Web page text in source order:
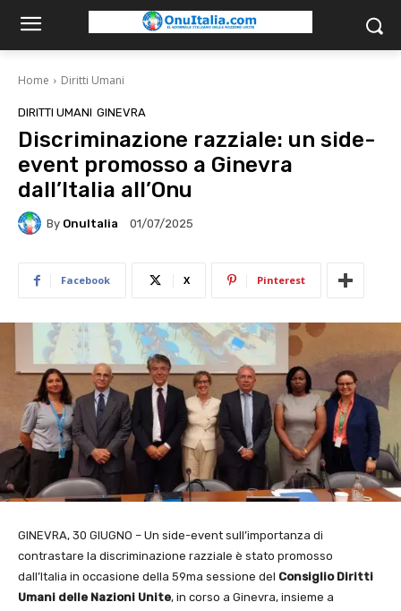
Home Diritti Umani
DIRITTI UMANI GINEVRA
Discriminazione razziale: un side-
event promosso a Ginevra
dall’Italia all’Onu
By OnuItalia 01/07/2025
Facebook X Pinterest
GINEVRA, 30 GIUGNO – Un side-event sull’importanza di
contrastare la discriminazione razziale è stato promosso
dall’Italia in occasione della 59ma sessione del Consiglio Diritti
Umani delle Nazioni Unite, in corso a Ginevra, insieme a